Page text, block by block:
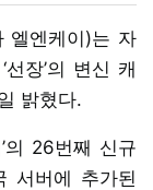
엘엔케이)는 자
장’의 변신 캐
밝혔다.
의 26번째 신규
서버에 추가된